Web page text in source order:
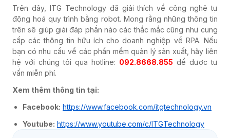
Trên đây, ITG Technology đã giải thích về công nghệ tự
động hoá quy trình bằng robot. Mong rằng những thông tin
trên sẽ giúp giải đáp phần nào các thắc mắc cũng như cung
cấp các thông tin hữu ích cho doanh nghiệp về RPA. Nếu
bạn có nhu cầu về các phần mềm quản lý sản xuất, hãy liên
hệ với chúng tôi qua hotline: 092.8668.855 để được tư
vấn miễn phí.
Xem thêm thông tin tại:
Facebook: https://www.facebook.com/itgtechnology.vn
Youtube: https://www.youtube.com/c/ITGTechnology